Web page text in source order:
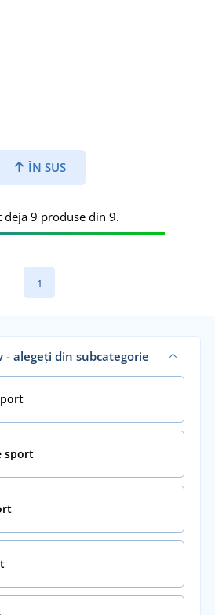
ÎN SUS
deja 9 produse din 9.
1
- alegeți din subcategorie
sport